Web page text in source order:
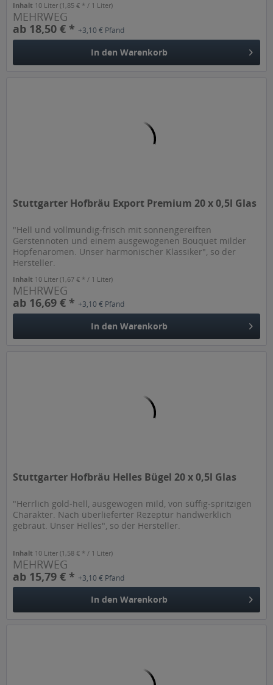
Inhalt 10 Liter(1,85 € * / 1 Liter)
MEHRWEG
ab 18,50 € *+3,10 € Pfand
In den Warenkorb
Stuttgarter Hofbräu Export Premium 20 x 0,5l Glas
"Hell und vollmundig-frisch mit sonnengereiften
Gerstennoten und einem ausgewogenen Bouquet milder
Hopfenaromen. Unser harmonischer Klassiker", so der
Hersteller.
Inhalt 10 Liter(1,67 € * / 1 Liter)
MEHRWEG
ab 16,69 € *+3,10 € Pfand
In den Warenkorb
Stuttgarter Hofbräu Helles Bügel 20 x 0,5l Glas
"Herrlich gold-hell, ausgewogen mild, von süffig-spritzigen
Charakter. Nach überlieferter Rezeptur handwerklich
gebraut. Unser Helles", so der Hersteller.
Inhalt 10 Liter(1,58 € * / 1 Liter)
MEHRWEG
ab 15,79 € *+3,10 € Pfand
In den Warenkorb